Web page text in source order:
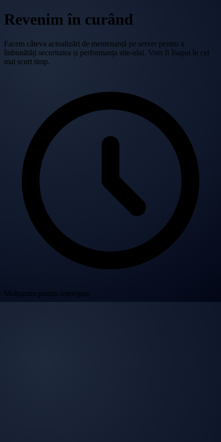
Revenim în curând
Facem câteva actualizări de mentenanță pe server pentru a
îmbunătăți securitatea și performanța site-ului. Vom fi înapoi în cel
mai scurt timp.
Mulțumim pentru înțelegere